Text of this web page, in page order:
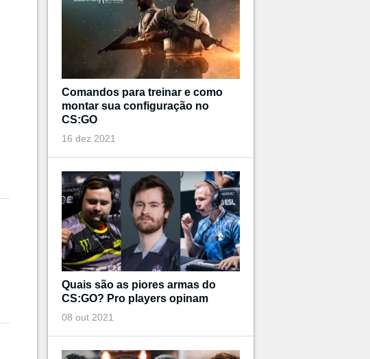
Comandos para treinar e como
montar sua configuração no
CS:GO
16 dez 2021
Quais são as piores armas do
CS:GO? Pro players opinam
08 out 2021